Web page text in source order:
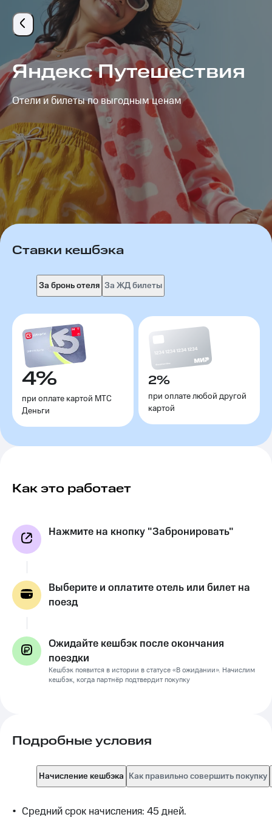
Яндекс Путешествия
Отели и билеты по выгодным ценам
Ставки кешбэка
За бронь отеля За ЖД билеты
4%
при оплате картой МТС
Деньги
2%
при оплате любой другой
картой
Как это работает
Нажмите на кнопку "Забронировать"
Выберите и оплатите отель или билет на
поезд
Ожидайте кешбэк после окончания
поездки
Кешбэк появится в истории в статусе «В ожидании». Начислим
кешбэк, когда партнёр подтвердит покупку
Подробные условия
Начисление кешбэка Как правильно совершить покупку
•	Средний срок начисления: 45 дней.
Яндекс Путешествия – кэшбэк 4% от МТС Cashback